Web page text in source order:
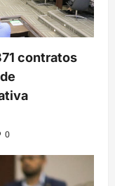
contratos
0